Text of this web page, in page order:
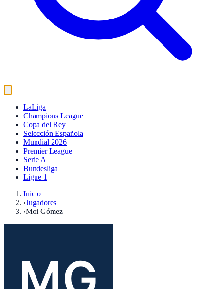
LaLiga
Champions League
Copa del Rey
Selección Española
Mundial 2026
Premier League
Serie A
Bundesliga
Ligue 1
Inicio
›Jugadores
›Moi Gómez